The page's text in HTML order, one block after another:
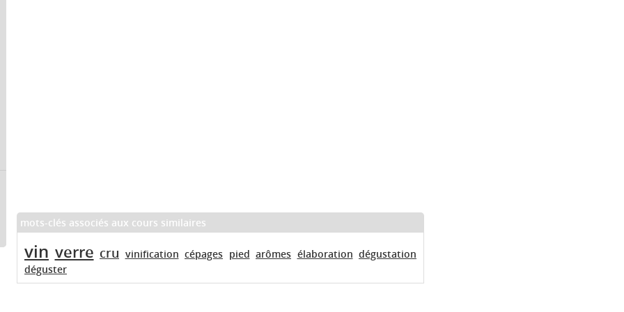
mots-clés associés aux cours similaires
vin verre cru vinification cépages pied arômes élaboration dégustation
déguster